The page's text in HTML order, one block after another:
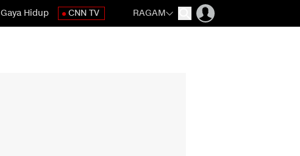
Gaya Hidup CNN TV RAGAM